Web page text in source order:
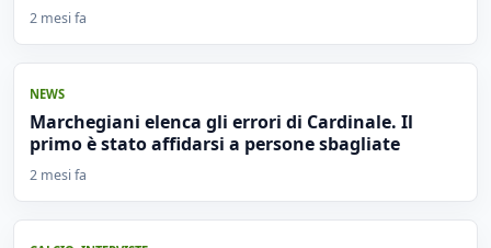
2 mesi fa
NEWS
Marchegiani elenca gli errori di Cardinale. Il
primo è stato affidarsi a persone sbagliate
2 mesi fa